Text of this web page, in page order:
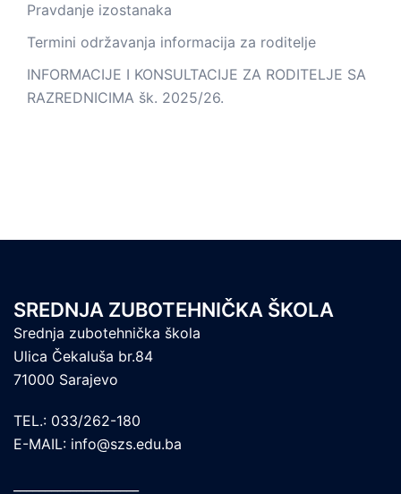
Pravdanje izostanaka
Termini održavanja informacija za roditelje
INFORMACIJE I KONSULTACIJE ZA RODITELJE SA
RAZREDNICIMA šk. 2025/26.
SREDNJA ZUBOTEHNIČKA ŠKOLA
Srednja zubotehnička škola
Ulica Čekaluša br.84
71000 Sarajevo
TEL.: 033/262-180
E-MAIL: info@szs.edu.ba